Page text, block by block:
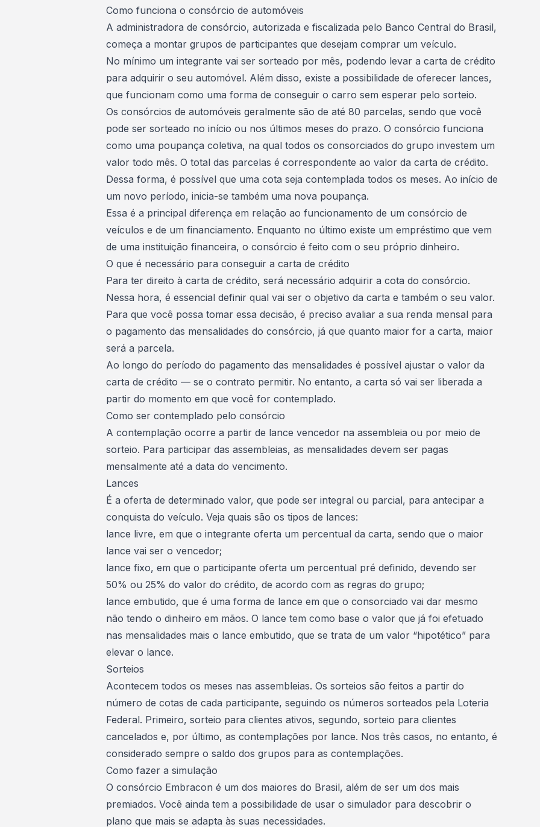
Como funciona o consórcio de automóveis
A administradora de consórcio, autorizada e fiscalizada pelo Banco Central do Brasil,
começa a montar grupos de participantes que desejam comprar um veículo.
No mínimo um integrante vai ser sorteado por mês, podendo levar a carta de crédito
para adquirir o seu automóvel. Além disso, existe a possibilidade de oferecer lances,
que funcionam como uma forma de conseguir o carro sem esperar pelo sorteio.
Os consórcios de automóveis geralmente são de até 80 parcelas, sendo que você
pode ser sorteado no início ou nos últimos meses do prazo. O consórcio funciona
como uma poupança coletiva, na qual todos os consorciados do grupo investem um
valor todo mês. O total das parcelas é correspondente ao valor da carta de crédito.
Dessa forma, é possível que uma cota seja contemplada todos os meses. Ao início de
um novo período, inicia-se também uma nova poupança.
Essa é a principal diferença em relação ao funcionamento de um consórcio de
veículos e de um financiamento. Enquanto no último existe um empréstimo que vem
de uma instituição financeira, o consórcio é feito com o seu próprio dinheiro.
O que é necessário para conseguir a carta de crédito
Para ter direito à carta de crédito, será necessário adquirir a cota do consórcio.
Nessa hora, é essencial definir qual vai ser o objetivo da carta e também o seu valor.
Para que você possa tomar essa decisão, é preciso avaliar a sua renda mensal para
o pagamento das mensalidades do consórcio, já que quanto maior for a carta, maior
será a parcela.
Ao longo do período do pagamento das mensalidades é possível ajustar o valor da
carta de crédito — se o contrato permitir. No entanto, a carta só vai ser liberada a
partir do momento em que você for contemplado.
Como ser contemplado pelo consórcio
A contemplação ocorre a partir de lance vencedor na assembleia ou por meio de
sorteio. Para participar das assembleias, as mensalidades devem ser pagas
mensalmente até a data do vencimento.
Lances
É a oferta de determinado valor, que pode ser integral ou parcial, para antecipar a
conquista do veículo. Veja quais são os tipos de lances:
lance livre, em que o integrante oferta um percentual da carta, sendo que o maior
lance vai ser o vencedor;
lance fixo, em que o participante oferta um percentual pré definido, devendo ser
50% ou 25% do valor do crédito, de acordo com as regras do grupo;
lance embutido, que é uma forma de lance em que o consorciado vai dar mesmo
não tendo o dinheiro em mãos. O lance tem como base o valor que já foi efetuado
nas mensalidades mais o lance embutido, que se trata de um valor “hipotético” para
elevar o lance.
Sorteios
Acontecem todos os meses nas assembleias. Os sorteios são feitos a partir do
número de cotas de cada participante, seguindo os números sorteados pela Loteria
Federal. Primeiro, sorteio para clientes ativos, segundo, sorteio para clientes
cancelados e, por último, as contemplações por lance. Nos três casos, no entanto, é
considerado sempre o saldo dos grupos para as contemplações.
Como fazer a simulação
O consórcio Embracon é um dos maiores do Brasil, além de ser um dos mais
premiados. Você ainda tem a possibilidade de usar o simulador para descobrir o
plano que mais se adapta às suas necessidades.